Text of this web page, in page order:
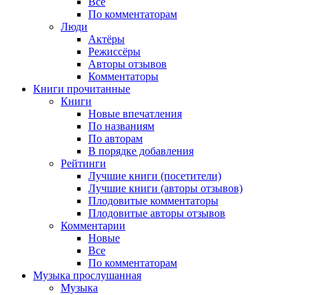
По комментаторам
Люди
Актёры
Режиссёры
Авторы отзывов
Комментаторы
Книги прочитанные
Книги
Новые впечатления
По названиям
По авторам
В порядке добавления
Рейтинги
Лучшие книги (посетители)
Лучшие книги (авторы отзывов)
Плодовитые комментаторы
Плодовитые авторы отзывов
Комментарии
Новые
Все
По комментаторам
Музыка прослушанная
Музыка